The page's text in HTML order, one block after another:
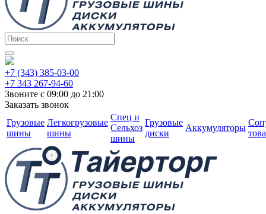
+7 (343) 385-03-00
+7 343 267-94-60
Звоните с 09:00 до 21:00
Заказать звонок
Грузовые
шины
Легкогрузовые
шины
Спец и
Сельхоз
шины
Грузовые
диски
Аккумуляторы